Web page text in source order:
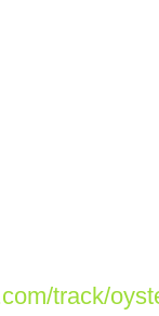
track/